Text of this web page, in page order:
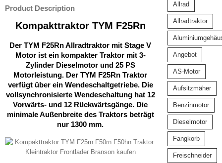
Product Description
Kompakttraktor TYM F25Rn
Der TYM F25Rn Allradtraktor mit Stage V
Motor ist ein kompakter Traktor mit 3-
Zylinder Dieselmotor und 25 PS
Motorleistung. Der TYM F25Rn Traktor
verfügt über ein Wendeschaltgetriebe. Die
vollsynchronisierte Wendeschaltunghat 12
Vorwärts- und 12 Rückwärtsgänge. Die
minimale Außenbreite des Traktors beträgt
nur 1300 mm.
Allrad
Allradtraktor
Angebot
AS-Motor
Aufsitzmäher
Benzinmotor
Dieselmotor
Fangkorb
Freischneider